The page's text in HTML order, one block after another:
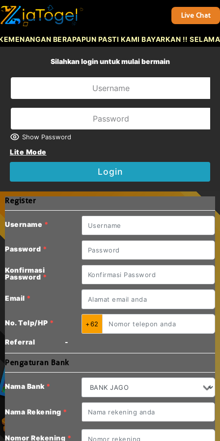
Live Chat
BERAPAPUN PASTI KAMI BAYARKAN !!
Silahkan login untuk mulai bermain
Show Password
Lite Mode
Login
Register
Username *
Password *
Konfirmasi
Password *
Email *
No. Telp/HP * +62
Referral -
Pengaturan Bank
Nama Bank *
Nama Rekening *
Nomor Rekening *